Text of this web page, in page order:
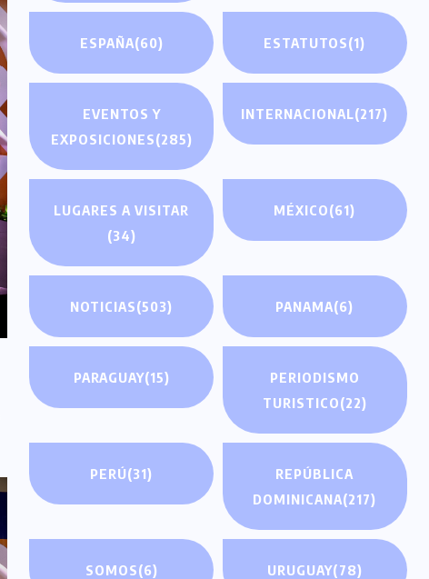
ESPAÑA(60) ESTATUTOS(1)
EVENTOS Y
EXPOSICIONES(285)
INTERNACIONAL(217)
LUGARES A VISITAR
(34)
MÉXICO(61)
NOTICIAS(503) PANAMA(6)
PARAGUAY(15)
PERIODISMO
TURISTICO(22)
PERÚ(31)
REPÚBLICA
DOMINICANA(217)
SOMOS(6) URUGUAY(78)